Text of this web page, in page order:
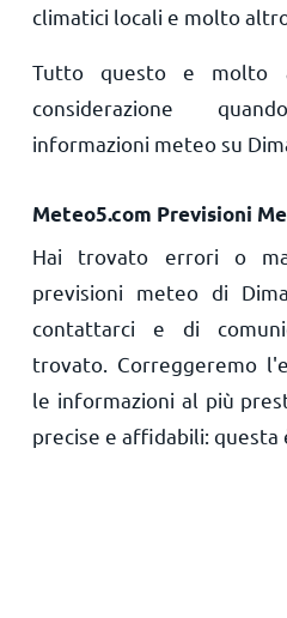
climatici locali e molto
Tutto questo e molto
considerazione
informazioni meteo su
Meteo5.com Previsioni
Hai trovato errori o
previsioni meteo di
contattarci e di
trovato. Correggeremo
le informazioni al più
precise e affidabili: questa